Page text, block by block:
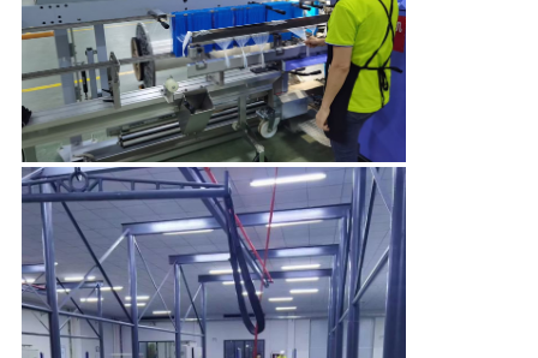
SITEMAP
PRIVACY
POLICY